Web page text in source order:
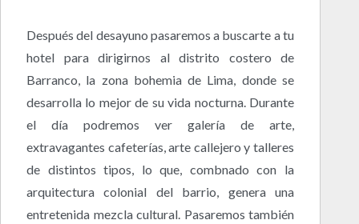
Después del desayuno pasaremos a buscarte a tu
hotel para dirigirnos al distrito costero de
Barranco, la zona bohemia de Lima, donde se
desarrolla lo mejor de su vida nocturna. Durante
el día podremos ver galería de arte,
extravagantes cafeterías, arte callejero y talleres
de distintos tipos, lo que, combnado con la
arquitectura colonial del barrio, genera una
entretenida mezcla cultural. Pasaremos también